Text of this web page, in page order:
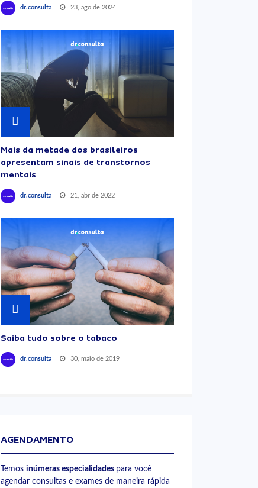
dr.consulta 23, ago de 2024
Mais da metade dos brasileiros
apresentam sinais de transtornos
mentais
dr.consulta 21, abr de 2022
Saiba tudo sobre o tabaco
dr.consulta 30, maio de 2019
AGENDAMENTO
Temos inúmeras especialidades para você
agendar consultas e exames de maneira rápida